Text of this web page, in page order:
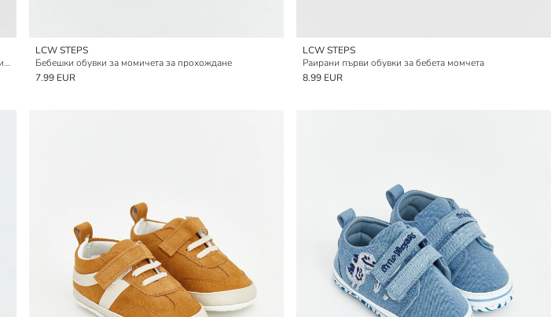
Бебешки балетни обувки за прохождане с бродирани сърца за момичета
LCW STEPS
Бебешки обувки за момичета за прохождане
7.99 EUR
LCW STEPS
Раирани първи обувки за бебета момчета
8.99 EUR